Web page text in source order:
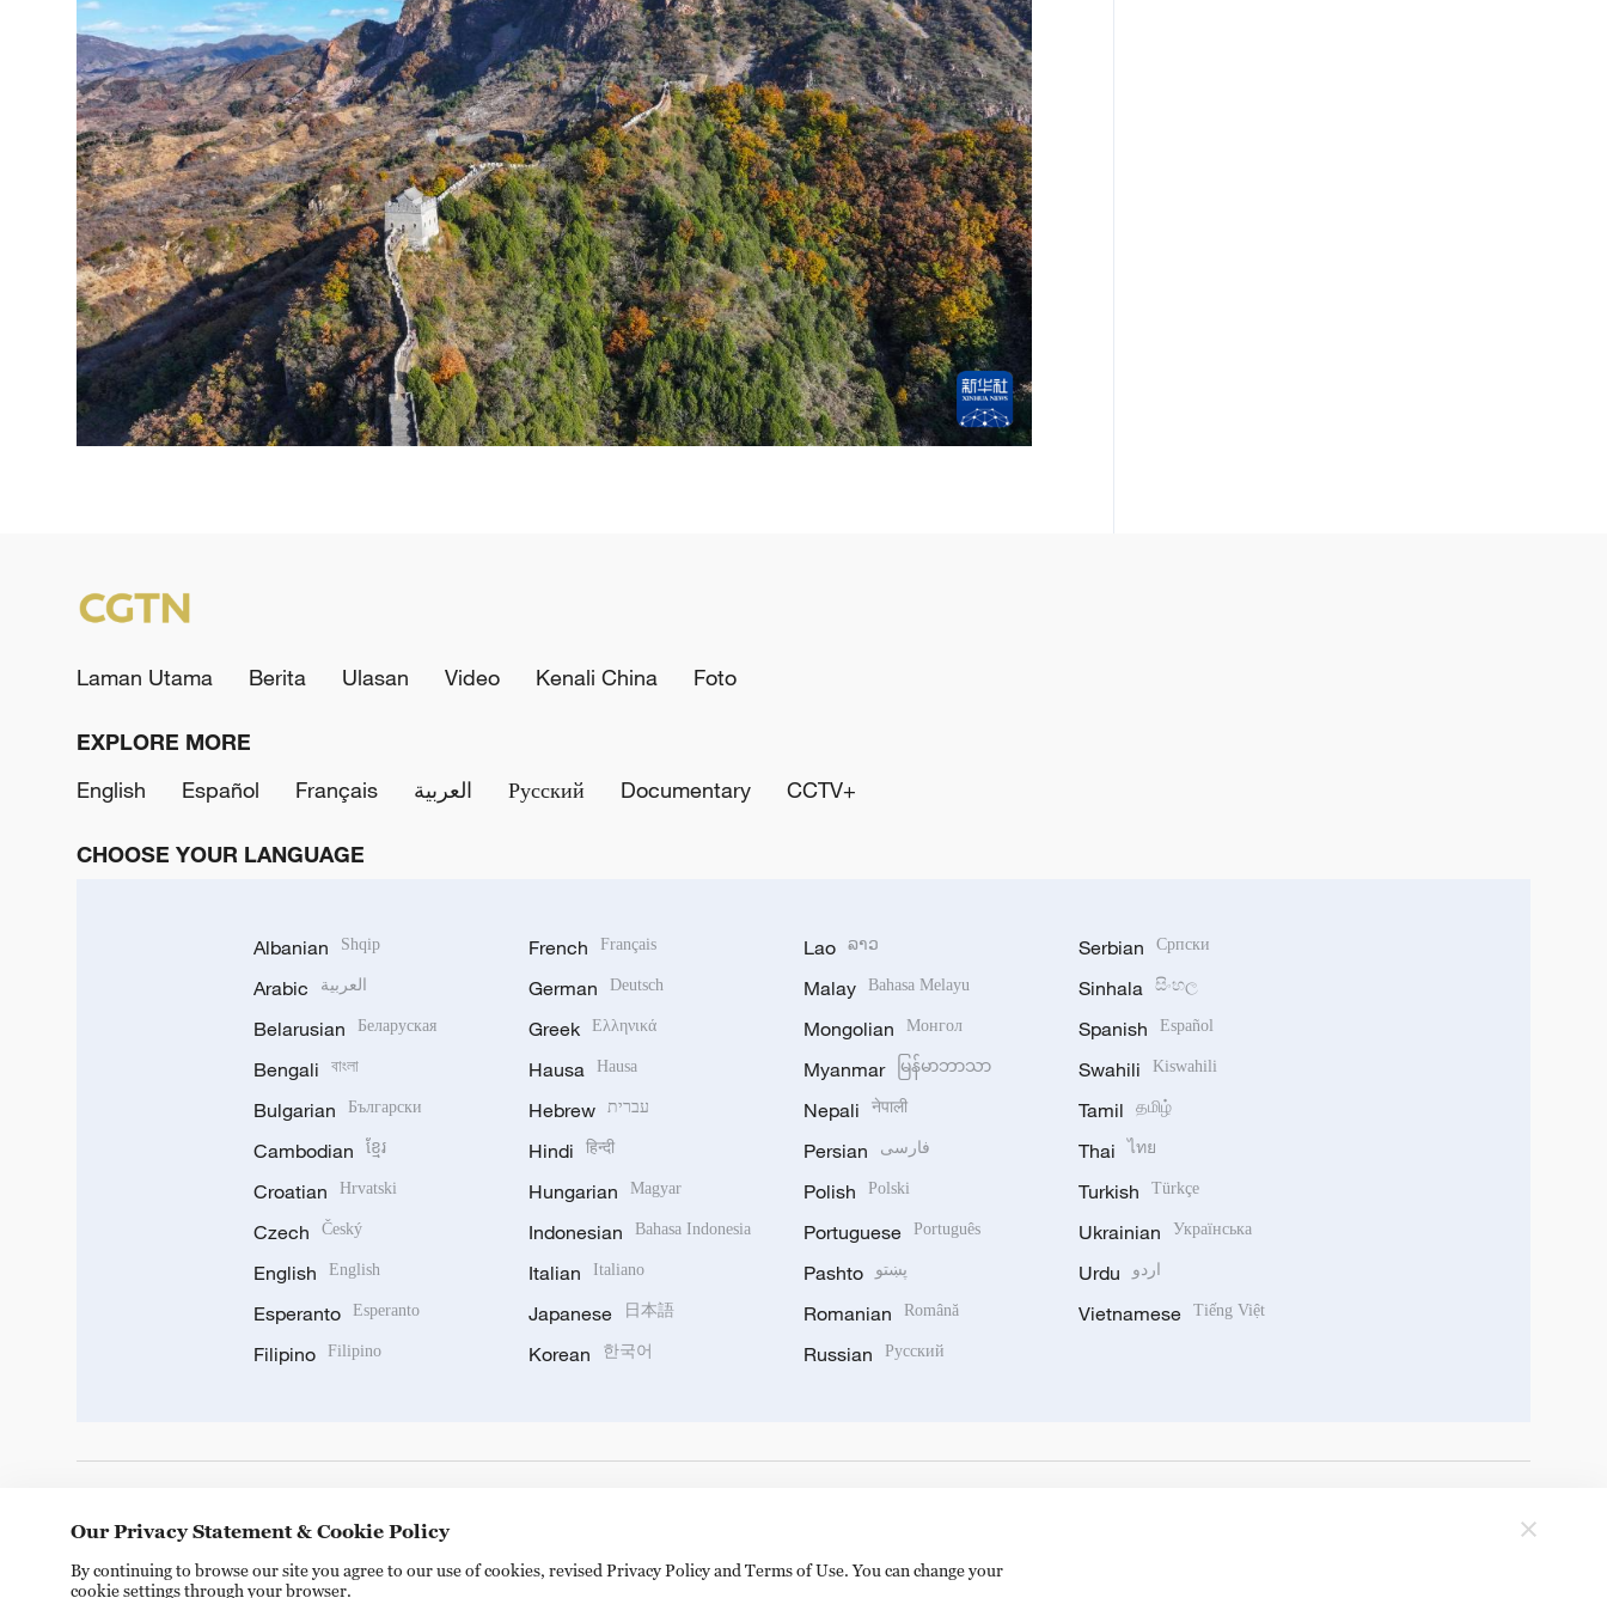
Laman Utama Berita Ulasan Video Kenali China Foto
EXPLORE MORE
English
Español Français العربية Русский Documentary CCTV+
CHOOSE YOUR LANGUAGE
Albanian Shqip
Arabic العربية
Belarusian Беларуская
Bengali বাংলা
Bulgarian Български
Cambodian ខ្មែរ
Croatian Hrvatski
Czech Český
English English
Esperanto Esperanto
Filipino Filipino
French Français
German Deutsch
Greek Ελληνικά
Hausa Hausa
Hebrew עברית
Hindi हिन्दी
Hungarian Magyar
Indonesian Bahasa Indonesia
Italian Italiano
Japanese 日本語
Korean 한국어
Lao ລາວ
Malay Bahasa Melayu
Mongolian Монгол
Myanmar မြန်မာဘာသာ
Nepali नेपाली
Persian فارسی
Polish Polski
Portuguese Português
Pashto پښتو
Romanian Română
Russian Русский
Serbian Српски
Sinhala සිංහල
Spanish Español
Swahili Kiswahili
Tamil தமிழ்
Thai ไทย
Turkish Türkçe
Ukrainian Українська
Urdu اردو
Vietnamese Tiếng Việt
Our Privacy Statement & Cookie Policy
By continuing to browse our site you agree to our use of cookies, revised Privacy Policy and Terms of Use. You can change your
cookie settings through your browser.